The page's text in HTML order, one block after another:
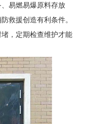
易燃易爆原料存放
救援创造有利条件。
，定期检查维护才能